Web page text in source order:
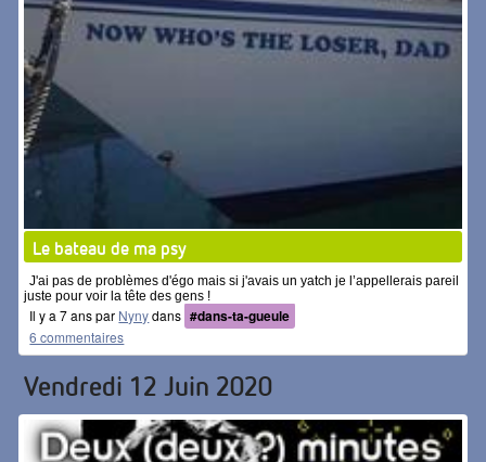
Le bateau de ma psy
J'ai pas de problèmes d'égo mais si j'avais un yatch je l’appellerais pareil
juste pour voir la tête des gens !
Il y a 7 ans par Nynydans #dans-ta-gueule
6 commentaires
Vendredi 12 Juin 2020